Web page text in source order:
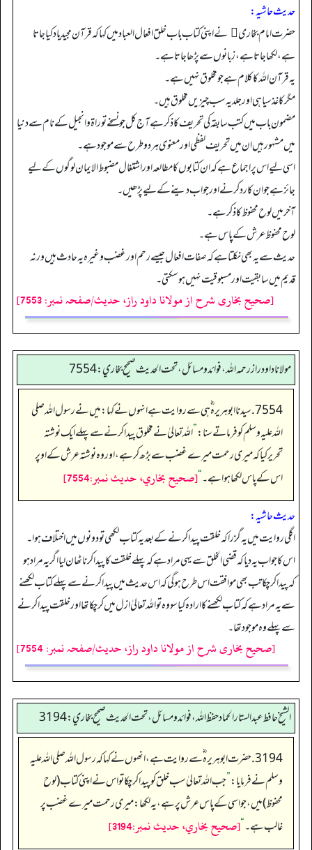
حدیث حاشیہ:
حضرت امام بخاری  نےاپنی کتاب باب خلق افعال العباد میں کہا کہ قرآن مجید یاد کیا جاتا
ہے، لکھا جاتا ہے، زبانوں سے پڑھا جاتاہے۔
یہ قرآن اللہ کا کلام ہے جومخلوق نہیں ہے۔
مگر کاغذ سیاہی اورجلد یہ سب چیزیں مخلوق ہیں۔
مضمون باب میں کتب سابقہ کی تحریف کا ذکر ہےآج کل جو نسخے توراۃ وانجیل کے نام سے دنیا
میں مشہور ہیں ان میں تحریف لفظی اورمعنوی ہردو طرح سےموجود ہے۔
اسی لیے اس پراجماع ہےکہ ان کتابوں کا مطالعہ اوراشتغال مضبوط الایمان لوگوں کےلیے
جائز ہے جوان کارد کرنے اورجواب دینے کے لیے پڑھیں۔
آخر میں لوح محفوظ کا ذکر ہے۔
لوح محفوظ عرش کے پاس ہے۔
حدیث سے یہ بھی نکلتا ہے کہ صفات افعال جیسے رحم اورغضب وغیرہ یہ حادث ہیں ورنہ
قدیم میں سابقیت اورمسبوقیت نہیں ہوسکتی۔
[صحیح بخاری شرح از مولانا داود راز، حدیث/صفحہ نمبر: 7553]
مولانا داود راز رحمه الله، فوائد و مسائل، تحت الحديث صحيح بخاري: 7554
7554. سیدنا ابو ہریرہ ؓ ہی سے روایت ہے انہوں نے کہا: میں نے رسول اللہ صلی
اللہ علیہ وسلم کو فرماتے سنا:”اللہ تعالیٰ نے مخلوق پیدا کرنے سے پہلے ایک نوشتہ
تحریر کیا کہ میری رحمت میرے غضب سے بڑھ کر ہے، اور وہ نوشتہ عرش کے اوپر
اس کے پاس لکھا ہوا ہے۔“[صحيح بخاري، حديث نمبر:7554]
حدیث حاشیہ:
اگلی روایت میں یہ گزرا کہ خلقت پیدا کرنے کے بعد یہ کتاب لکھی تودونوں میں اختلاف ہوا۔
اس کا جواب یہ دیا کہ قضی الخلق سے یہی مراد ہے کہ پہلے خلقت کا پیدا کرنا ٹھان لیا اگر یہ مراد ہو
کہ پیدا کرچکا تب بھی موافقت اس طرح ہوگی کہ اس حدیث میں پیدا کرنے سے پہلے کتاب لکھنے
سے یہ مراد ہے کہ کتاب لکھنے کا ارادہ کیا سووہ تو اللہ تعالیٰ ازل میں کرچکا تھا اور خلقت پیدا کرنے
سے پہلے وہ موجود تھا۔
[صحیح بخاری شرح از مولانا داود راز، حدیث/صفحہ نمبر: 7554]
الشيخ حافط عبدالستار الحماد حفظ الله، فوائد و مسائل، تحت الحديث صحيح بخاري:3194
3194. حضرت ابوہریرہ ؓسے روایت ہے، انھوں نے کہا کہ رسول اللہ صلی اللہ علیہ
وسلم نے فرمایا:”جب اللہ تعالیٰ سب خلق کو پیدا کرچکا تو اس نے اپنی کتاب (لوح
محفوظ) میں، جو اسی کے پاس عرش پر ہے، یہ لکھا: میری رحمت میرے غضب پر
غالب ہے۔“[صحيح بخاري، حديث نمبر:3194]